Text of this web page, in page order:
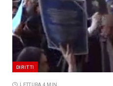
DIRITTI
LETTURA 4 MIN.